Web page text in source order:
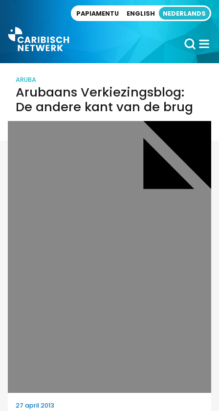
PAPIAMENTU ENGLISH NEDERLANDS
ARUBA
Arubaans Verkiezingsblog:
De andere kant van de brug
27 april 2013